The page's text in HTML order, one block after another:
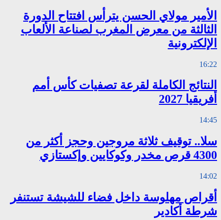
الأمير مولاي الحسن يترأس افتتاح الدورة
الثالثة من معرض المغرب لصناعة الألعاب
الإلكترونية
16:22
النتائج الكاملة لقرعة تصفيات كأس أمم
أفريقيا 2027
14:45
سلا.. توقيف ثلاثة مروجين وحجز أكثر من
4300 قرص مخدر وكوكايين وإكستازي
14:02
أقراص مهلوسة داخل فضاء للشيشة تستنفر
شرطة أكادير